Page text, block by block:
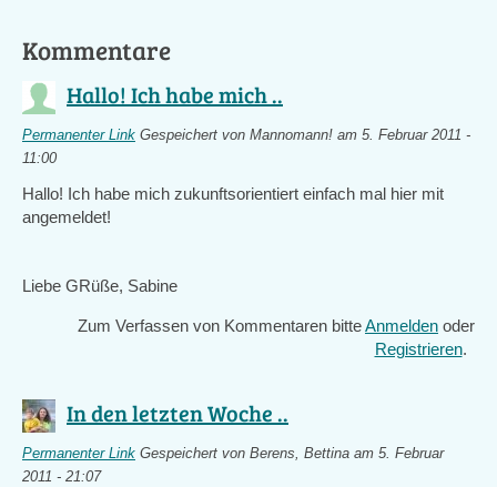
Kommentare
Hallo! Ich habe mich ..
Permanenter Link Gespeichert von Mannomann! am 5. Februar 2011 -
11:00
Hallo! Ich habe mich zukunftsorientiert einfach mal hier mit
angemeldet!
Liebe GRüße, Sabine
Zum Verfassen von Kommentaren bitteAnmelden oder
Registrieren.
In den letzten Woche ..
Permanenter Link Gespeichert von Berens, Bettina am 5. Februar
2011 - 21:07